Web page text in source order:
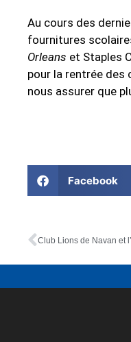
Au cours des
fournitures
Orleans et Staples
pour la rentrée des
nous assurer que
Facebook
Club Lions de Navan et